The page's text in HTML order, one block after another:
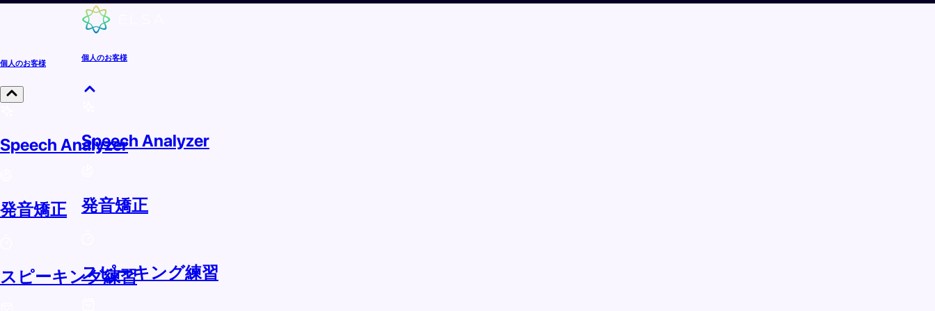
個人のお客様
Speech Analyzer
発音矯正
スピーキング練習
個人のお客様
Speech Analyzer
発音矯正
スピーキング練習